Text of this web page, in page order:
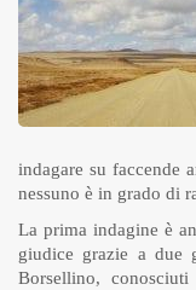
indagare su faccende
nessuno è in grado di
La prima indagine è
giudice grazie a due
Borsellino,